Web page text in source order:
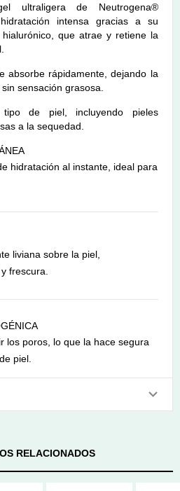
ultraligera de Neutrogena®
intensa gracias a su
que atrae y retiene la
absorbe rápidamente, dejando la
sensación grasosa.
de piel, incluyendo pieles
a la sequedad.
hidratación al instante, ideal para
liviana sobre la piel,
frescura.
los poros, lo que la hace segura
piel.
RELACIONADOS